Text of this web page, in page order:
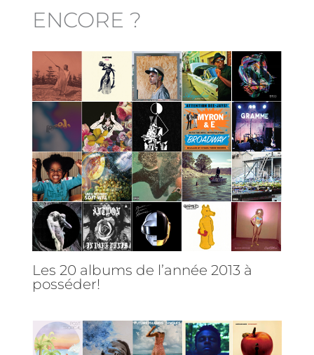
ENCORE ?
Les 20 albums de l’année 2013 à
posséder!